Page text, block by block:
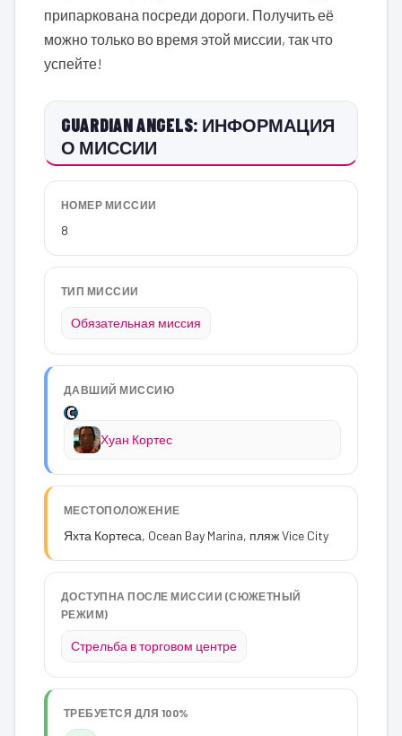
припаркована посреди дороги. Получить её
можно только во время этой миссии, так что
успейте!
GUARDIAN ANGELS: ИНФОРМАЦИЯ
О МИССИИ
НОМЕР МИССИИ
8
ТИП МИССИИ
Обязательная миссия
ДАВШИЙ МИССИЮ
Хуан Кортес
МЕСТОПОЛОЖЕНИЕ
Яхта Кортеса, Ocean Bay Marina, пляж Vice City
ДОСТУПНА ПОСЛЕ МИССИИ (СЮЖЕТНЫЙ
РЕЖИМ)
Стрельба в торговом центре
ТРЕБУЕТСЯ ДЛЯ 100%